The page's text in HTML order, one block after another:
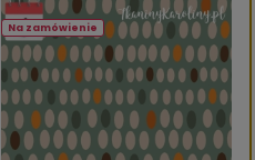
Na zamówienie